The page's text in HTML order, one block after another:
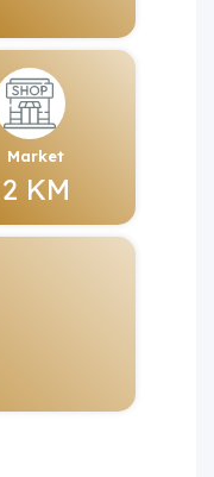
Market
2 KM